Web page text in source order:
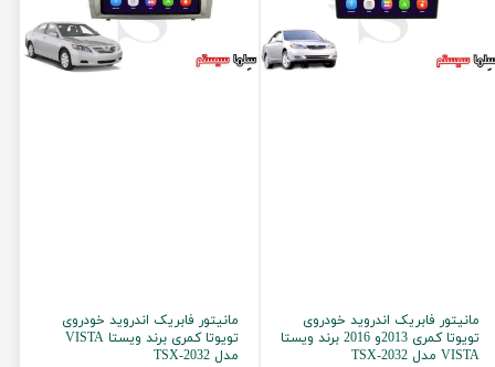
مانیتور فابریک اندروید خودروی
تویوتا کمری 2013و 2016 برند ویستا
VISTA مدل TSX-2032
مانیتور فابریک اندروید خودروی
تویوتا کمری برند ویستا VISTA
مدل TSX-2032